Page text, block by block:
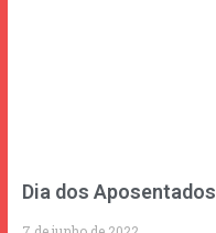
Dia dos Aposentados